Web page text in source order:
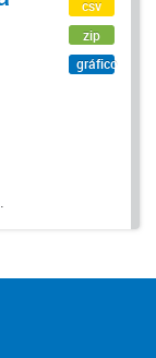
csv
zip
gráfico